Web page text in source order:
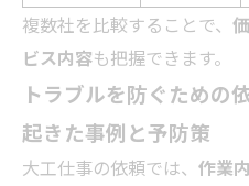
複数社を比較することで、
ビス内容も把握できます。
トラブルを防ぐための
起きた事例と予防策
大工仕事の依頼では、 作業